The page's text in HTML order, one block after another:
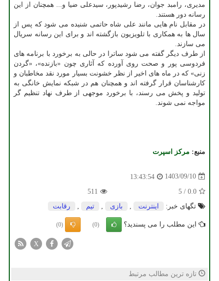
مدیری، رامبد جوان، رضا رشیدپور، سیدعلی ضیا و... همچنان از این
رسانه دور هستند.
در مقابل نام هایی مانند علی شاه حاتمی شنیده می شود که پس از
سال ها به همکاری با تلویزیون بازگشته اند و برای این رسانه سریال
می سازند.
از طرف دیگر گفته می شود ساترا در حالی به برخورد با برنامه های
فردوسی پور و صحت روی آورده که آثاری چون «بازنده»، «گردن
زنی» که در ماه های اخیر از نظر خشونت بسیار مورد نقد مخاطبان و
کارشناسان قرار گرفته اند و همچنان هم در شبکه نمایش خانگی به
تولید و پخش می رسند، با برخورد موجهی از طرف نهاد تنظیم گر
مواجه نمی شوند.
منبع: مركز اسپرت
1403/09/10
13:43:54
0.0
/
5
511
تگهای خبر:
اینترنت بازی تیم رقابت
این مطلب را می پسندید؟ (0)
(0)
X
تازه ترین مطالب مرتبط